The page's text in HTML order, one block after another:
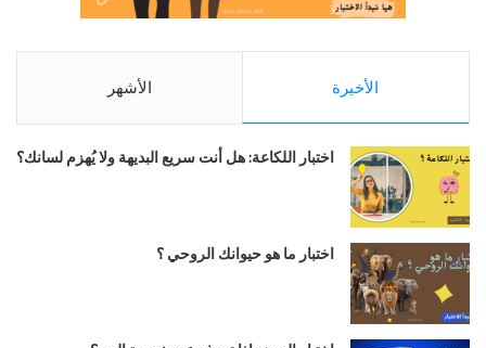
الأخيرة الأشهر
اختبار اللكاعة: هل أنت سريع البديهة ولا يُهزم لسانك؟
اختبار ما هو حيوانك الروحي ؟